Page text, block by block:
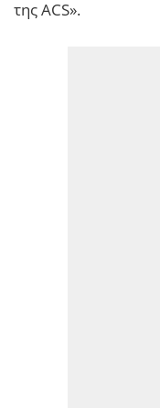
της ACS».